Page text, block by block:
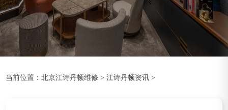
当前位置：北京江诗丹顿维修 >江诗丹顿资讯 >